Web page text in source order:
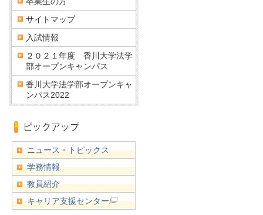
サイトマップ
入試情報
２０２１年度 香川大学法学
部オープンキャンパス
香川大学法学部オープンキャ
ンパス2022
ニュース・トピックス
学務情報
教員紹介
キャリア支援センター